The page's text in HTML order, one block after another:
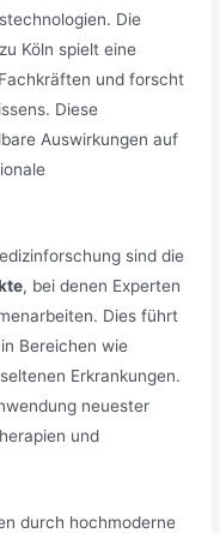
Die
Köln spielt eine
und forscht
Diese
Auswirkungen auf
sind die
, bei denen Experten
Dies führt
Bereichen wie
Erkrankungen.
neuester
und
durch hochmoderne